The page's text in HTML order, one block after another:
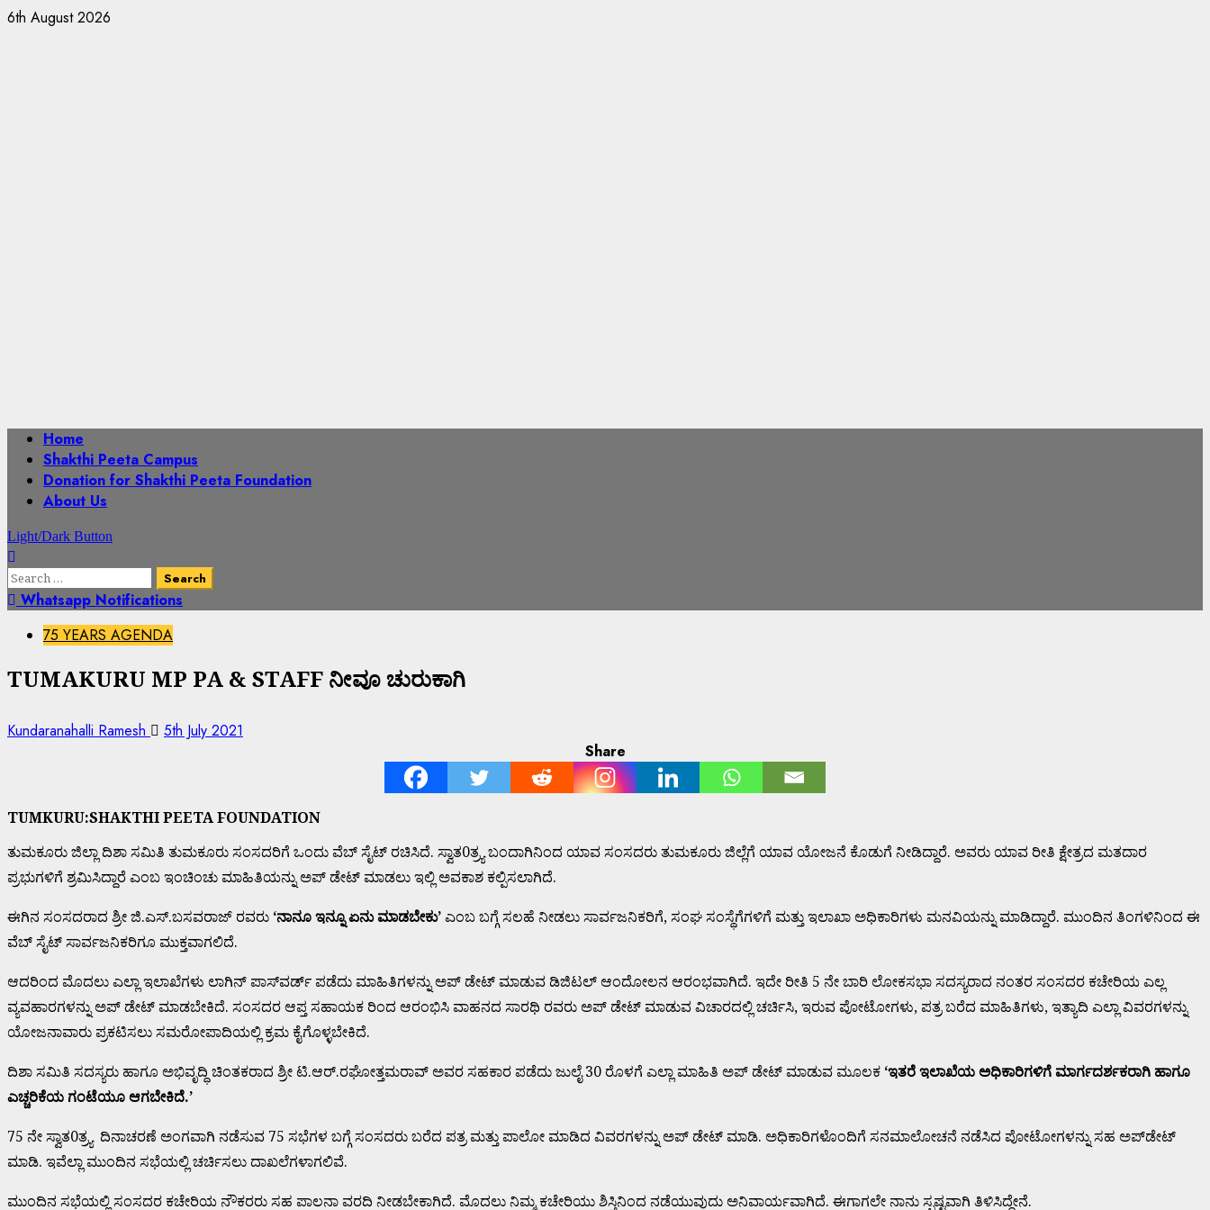
6th August 2026
Home
Shakthi Peeta Campus
Donation for Shakthi Peeta Foundation
About Us
Light/Dark Button
Whatsapp Notifications
75 YEARS AGENDA
TUMAKURU MP PA & STAFF ನೀವೂ ಚುರುಕಾಗಿ
Kundaranahalli Ramesh
5th July 2021
Share
TUMKURU:SHAKTHI PEETA FOUNDATION
ತುಮಕೂರು ಜಿಲ್ಲಾ ದಿಶಾ ಸಮಿತಿ ತುಮಕೂರು ಸಂಸದರಿಗೆ ಒಂದು ವೆಬ್ ಸೈಟ್ ರಚಿಸಿದೆ. ಸ್ವಾತ0ತ್ರ್ಯ ಬಂದಾಗಿನಿಂದ ಯಾವ ಸಂಸದರು ತುಮಕೂರು ಜಿಲ್ಲೆಗೆ ಯಾವ ಯೋಜನೆ ಕೊಡುಗೆ ನೀಡಿದ್ದಾರೆ. ಅವರು ಯಾವ ರೀತಿ ಕ್ಷೇತ್ರದ ಮತದಾರ
ಪ್ರಭುಗಳಿಗೆ ಶ್ರಮಿಸಿದ್ದಾರೆ ಎಂಬ ಇಂಚಿಂಚು ಮಾಹಿತಿಯನ್ನು ಅಪ್ ಡೇಟ್ ಮಾಡಲು ಇಲ್ಲಿ ಅವಕಾಶ ಕಲ್ಪಿಸಲಾಗಿದೆ.
ಈಗಿನ ಸಂಸದರಾದ ಶ್ರೀ ಜಿ.ಎಸ್.ಬಸವರಾಜ್ ರವರು ‘ನಾನೂಇನ್ನೂಏನುಮಾಡಬೇಕು’ಎಂಬ ಬಗ್ಗೆ ಸಲಹೆ ನೀಡಲು ಸಾರ್ವಜನಿಕರಿಗೆ, ಸಂಘ ಸಂಸ್ಥೆಗೆಗಳಿಗೆ ಮತ್ತು ಇಲಾಖಾ ಅಧಿಕಾರಿಗಳು ಮನವಿಯನ್ನು ಮಾಡಿದ್ದಾರೆ. ಮುಂದಿನ ತಿಂಗಳಿನಿಂದ ಈ
ವೆಬ್ ಸೈಟ್ ಸಾರ್ವಜನಿಕರಿಗೂ ಮುಕ್ತವಾಗಲಿದೆ.
ಆದರಿಂದ ಮೊದಲು ಎಲ್ಲಾ ಇಲಾಖೆಗಳು ಲಾಗಿನ್ ಪಾಸ್‍ವರ್ಡ್ ಪಡೆದು ಮಾಹಿತಿಗಳನ್ನು ಅಪ್ ಡೇಟ್ ಮಾಡುವ ಡಿಜಿಟಲ್ ಆಂದೋಲನ ಆರಂಭವಾಗಿದೆ. ಇದೇ ರೀತಿ 5 ನೇ ಬಾರಿ ಲೋಕಸಭಾ ಸದಸ್ಯರಾದ ನಂತರ ಸಂಸದರ ಕಚೇರಿಯ ಎಲ್ಲ
ವ್ಯವಹಾರಗಳನ್ನು ಅಪ್ ಡೇಟ್ ಮಾಡಬೇಕಿದೆ. ಸಂಸದರ ಆಪ್ತ ಸಹಾಯಕ ರಿಂದ ಆರಂಭಿಸಿ ವಾಹನದ ಸಾರಥಿ ರವರು ಅಪ್ ಡೇಟ್ ಮಾಡುವ ವಿಚಾರದಲ್ಲಿ ಚರ್ಚಿಸಿ, ಇರುವ ಪೋಟೋಗಳು, ಪತ್ರ ಬರೆದ ಮಾಹಿತಿಗಳು, ಇತ್ಯಾದಿ ಎಲ್ಲಾ ವಿವರಗಳನ್ನು
ಯೋಜನಾವಾರು ಪ್ರಕಟಿಸಲು ಸಮರೋಪಾದಿಯಲ್ಲಿ ಕ್ರಮ ಕೈಗೊಳ್ಳಬೇಕಿದೆ.
ದಿಶಾ ಸಮಿತಿ ಸದಸ್ಯರು ಹಾಗೂ ಅಭಿವೃದ್ಧಿ ಚಿಂತಕರಾದ ಶ್ರೀ ಟಿ.ಆರ್.ರಘೋತ್ತಮರಾವ್ ಅವರ ಸಹಕಾರ ಪಡೆದು ಜುಲೈ 30 ರೊಳಗೆ ಎಲ್ಲಾ ಮಾಹಿತಿ ಅಪ್ ಡೇಟ್ ಮಾಡುವ ಮೂಲಕ ‘ಇತರೆಇಲಾಖೆಯಅಧಿಕಾರಿಗಳಿಗೆ ಮಾರ್ಗದರ್ಶಕರಾಗಿಹಾಗೂ
ಎಚ್ಚರಿಕೆಯ ಗಂಟೆಯೂಆಗಬೇಕಿದೆ.’
75 ನೇ ಸ್ವಾತ0ತ್ರ್ಯ ದಿನಾಚರಣೆ ಅಂಗವಾಗಿ ನಡೆಸುವ 75 ಸಭೆಗಳ ಬಗ್ಗೆ ಸಂಸದರು ಬರೆದ ಪತ್ರ ಮತ್ತು ಪಾಲೋ ಮಾಡಿದ ವಿವರಗಳನ್ನು ಅಪ್ ಡೇಟ್ ಮಾಡಿ. ಅಧಿಕಾರಿಗಳೊಂದಿಗೆ ಸನಮಾಲೋಚನೆ ನಡೆಸಿದ ಪೋಟೋಗಳನ್ನು ಸಹ ಅಪ್‍ಡೇಟ್
ಮಾಡಿ. ಇವೆಲ್ಲಾ ಮುಂದಿನ ಸಭೆಯಲ್ಲಿ ಚರ್ಚಿಸಲು ದಾಖಲೆಗಳಾಗಲಿವೆ.
ಮುಂದಿನ ಸಭೆಯಲ್ಲಿ ಸಂಸದರ ಕಚೇರಿಯ ನೌಕರರು ಸಹ ಪಾಲನಾ ವರದಿ ನೀಡಬೇಕಾಗಿದೆ. ಮೊದಲು ನಿಮ್ಮ ಕಚೇರಿಯು ಶಿಸ್ತಿನಿಂದ ನಡೆಯುವುದು ಅನಿವಾರ್ಯವಾಗಿದೆ. ಈಗಾಗಲೇ ನಾನು ಸ್ಪಷ್ಟವಾಗಿ ತಿಳಿಸಿದ್ದೇನೆ.